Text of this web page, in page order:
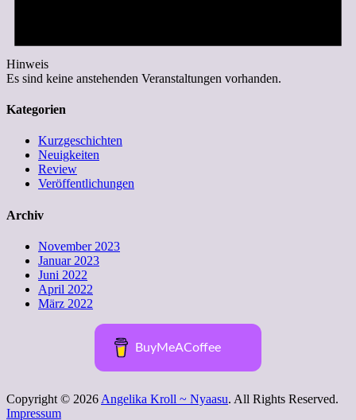
Hinweis
Es sind keine anstehenden Veranstaltungen vorhanden.
Kategorien
Kurzgeschichten
Neuigkeiten
Review
Veröffentlichungen
Archiv
November 2023
Januar 2023
Juni 2022
April 2022
März 2022
BuyMeACoffee
Copyright © 2026 Angelika Kroll ~ Nyaasu. All Rights Reserved.
Impressum